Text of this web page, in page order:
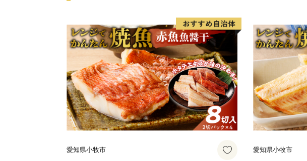
愛知県小牧市 愛知県小牧市